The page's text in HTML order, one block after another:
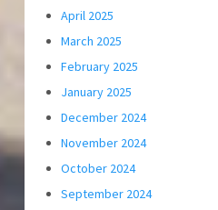
April 2025
March 2025
February 2025
January 2025
December 2024
November 2024
October 2024
September 2024